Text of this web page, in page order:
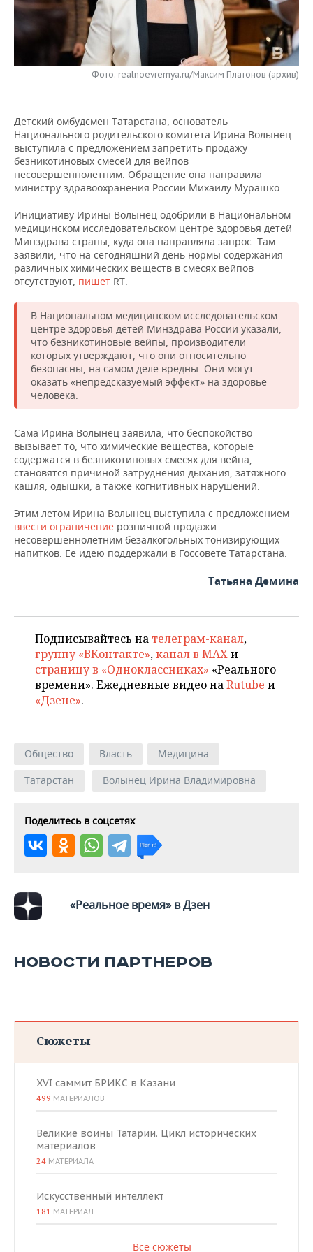
НЕФТЕХИМИЯ
НЕФТЬ
ОПК
РОЗНИЧНАЯ ТОРГОВЛЯ
ТРАНСПОРТ
НОВОСТИ ТЕХНОЛОГИЙ
ТЕЛЕКОММУНИКАЦИИ
МЕРОПРИЯТИЯ
НОВОСТИ МЕРОПРИЯТИЙ
БИЗНЕС-БРАНЧИ
ONLINE-КОНФЕРЕНЦИИ
ОТКРЫТАЯ ЛЕКЦИЯ
ФУТБОЛ
ХОККЕЙ
БАСКЕТБОЛ
ВОЛЕЙБОЛ
КИБЕРСПОРТ
ФИГУРНОЕ КАТАНИЕ
ВОДНЫЕ ВИДЫ СПОРТА
ХОККЕЙ С МЯЧОМ
НОВОСТИ ОБЩЕСТВА
ВЛАСТЬ
ИНФРАСТРУКТУРА
ИСТОРИЯ
КУЛЬТУРА
МЕДИЦИНА
ОБРАЗОВАНИЕ
ПРОИСШЕСТВИЯ
ФОТОГАЛЕРЕЯ
СЮЖЕТЫ
СПРАВОЧНИК
СПИСОК ПЕРСОН
СПИСОК КОМПАНИЙ
ПОЛНАЯ ВЕРСИЯ
Фото: realnoevremya.ru/Максим Платонов (архив)
Детский омбудсмен Татарстана, основатель
Национального родительского комитета Ирина Волынец
выступила с предложением запретить продажу
безникотиновых смесей для вейпов
несовершеннолетним. Обращение она направила
министру здравоохранения России Михаилу Мурашко.
Инициативу Ирины Волынец одобрили в Национальном
медицинском исследовательском центре здоровья детей
Минздрава страны, куда она направляла запрос. Там
заявили, что на сегодняшний день нормы содержания
различных химических веществ в смесях вейпов
отсутствуют, пишет RT.
В Национальном медицинском исследовательском
центре здоровья детей Минздрава России указали,
что безникотиновые вейпы, производители
которых утверждают, что они относительно
безопасны, на самом деле вредны. Они могут
оказать «непредсказуемый эффект» на здоровье
человека.
Сама Ирина Волынец заявила, что беспокойство
вызывает то, что химические вещества, которые
содержатся в безникотиновых смесях для вейпа,
становятся причиной затруднения дыхания, затяжного
кашля, одышки, а также когнитивных нарушений.
Этим летом Ирина Волынец выступила с предложением
ввести ограничение розничной продажи
несовершеннолетним безалкогольных тонизирующих
напитков. Ее идею поддержали в Госсовете Татарстана.
Татьяна Демина
Подписывайтесь на телеграм-канал,
группу «ВКонтакте»,канал в MAXи
страницу в «Одноклассниках» «Реального
времени». Ежедневные видео наRutube и
«Дзене».
Общество Власть
Медицина
Татарстан
Волынец Ирина Владимировна
Поделитесь в соцсетях
«Реальное время» в Дзен
НОВОСТИ ПАРТНЕРОВ
Сюжеты
XVI саммит БРИКС в Казани
499 МАТЕРИАЛОВ
Великие воины Татарии. Цикл исторических
материалов
24 МАТЕРИАЛА
Искусственный интеллект
181 МАТЕРИАЛ
Все сюжеты